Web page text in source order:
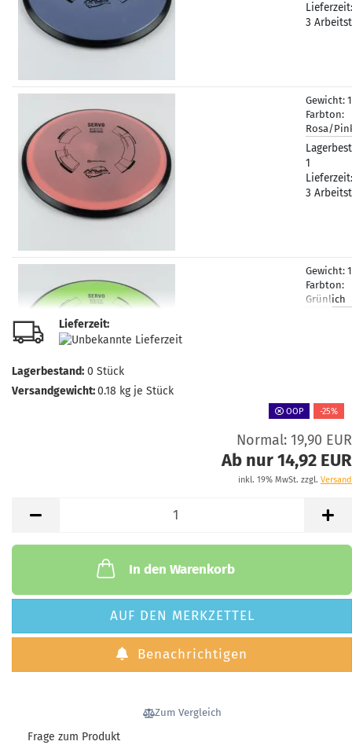
3
Gewicht:
Farbton:
Rosa/
1
3
Gewicht:
Farbton:
Grünlich
Gewicht:
Farbton:
Grünlich
Bläulich
1
Lieferzeit:
Lagerbestand: 0 Stück
Versandgewicht:0.18 kg je Stück
OOP -25%
Normal: 19,90 EUR
Ab nur 14,92 EUR
inkl. 19% MwSt. zzgl. Versand
In den Warenkorb
AUF DEN MERKZETTEL
Benachrichtigen
Zum Vergleich
Frage zum Produkt